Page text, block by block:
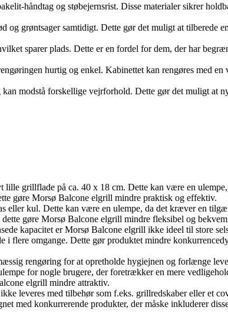
håndtag og støbejernsrist. Disse materialer sikrer
og grøntsager samtidigt. Dette gør det muligt at tilberede
sparer plads. Dette er en fordel for dem, der har
hurtig og enkel. Kabinettet kan rengøres med
modstå forskellige vejrforhold. Dette gør det muligt
grillflade på ca. 40 x 18 cm. Dette kan være en
gøre Morsø Balcone elgrill mindre praktisk og effektiv.
eller kul. Dette kan være en ulempe, da det kræver en
gøre Morsø Balcone elgrill mindre fleksibel og
kapacitet er Morsø Balcone elgrill ikke ideel til store
omgange. Dette gør produktet mindre
rengøring for at opretholde hygiejnen og forlænge
for nogle brugere, der foretrækker en mere
elgrill mindre attraktiv.
leveres med tilbehør som f.eks. grillredskaber eller et
med konkurrerende produkter, der måske inkluderer